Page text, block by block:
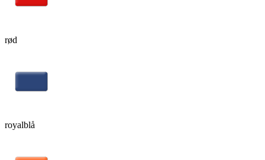
rød
royalblå